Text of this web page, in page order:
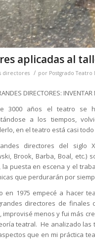
aplicadas al
directores / por Postgrado Teatro
DIRECTORES:
3000 años el teatro se
a los tiempos,
en el teatro está casi
directores del siglo
Brook, Barba, Boal,
la puesta en escena y el
que perdurarán por
en 1975 empecé a hacer
directores de
menos y fui más
teatral. He analizado las
que en mi práctica